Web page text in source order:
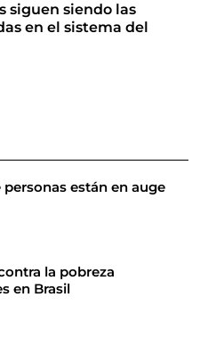
siguen siendo las
en el sistema del
personas están en auge
la pobreza
en Brasil